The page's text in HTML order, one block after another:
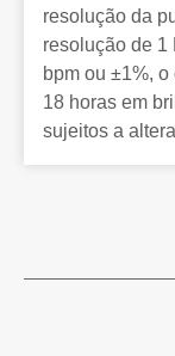
resolução da
resolução de 1
bpm ou ±1%,
18 horas em
sujeitos a